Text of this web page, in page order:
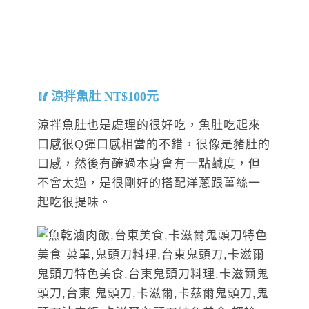
涼拌魚肚 NT$100元
涼拌魚肚也是處理的很好吃，魚肚吃起來
口感很Q彈口感相當的不錯，很像是豬肚的
口感，然後有醃過本身會有一點鹹度，但
不會太過，是很剛好的搭配洋蔥跟薑絲一
起吃很提味。